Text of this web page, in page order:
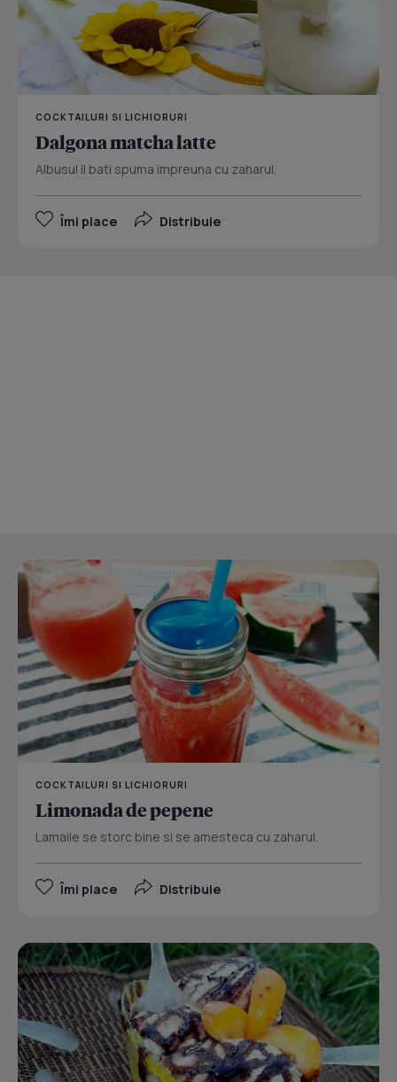
COCKTAILURI SI LICHIORURI
Dalgona matcha latte
Albusul il bati spuma impreuna cu zaharul.
Îmi place Distribuie
COCKTAILURI SI LICHIORURI
Limonada de pepene
Lamaile se storc bine si se amesteca cu zaharul.
Îmi place Distribuie